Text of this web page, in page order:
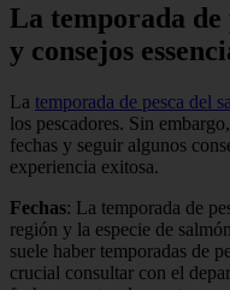
La temporada de
y consejos
La temporada de pesca del
los pescadores. Sin
fechas y seguir algunos
experiencia exitosa.
Fechas: La temporada de
región y la especie de
suele haber temporadas de
crucial consultar con el